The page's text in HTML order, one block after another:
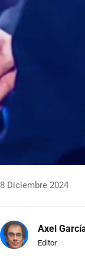
8 Diciembre 2024
Axel
Editor